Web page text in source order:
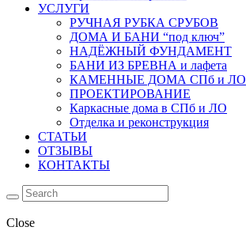
УСЛУГИ
РУЧНАЯ РУБКА СРУБОВ
ДОМА И БАНИ “под ключ”
НАДЁЖНЫЙ ФУНДАМЕНТ
БАНИ ИЗ БРЕВНА и лафета
КАМЕННЫЕ ДОМА СПб и ЛО
ПРОЕКТИРОВАНИЕ
Каркасные дома в СПб и ЛО
Отделка и реконструкция
СТАТЬИ
ОТЗЫВЫ
КОНТАКТЫ
Close